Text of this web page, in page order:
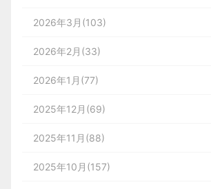
2026年3月(103)
2026年2月(33)
2026年1月(77)
2025年12月(69)
2025年11月(88)
2025年10月(157)